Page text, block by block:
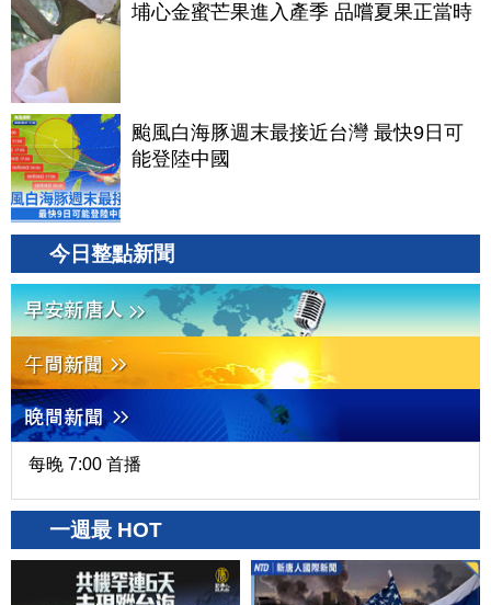
埔心金蜜芒果進入產季 品嚐夏果正當時
颱風白海豚週末最接近台灣 最快9日可
能登陸中國
今日整點新聞
每晚 7:00 首播
一週最 HOT